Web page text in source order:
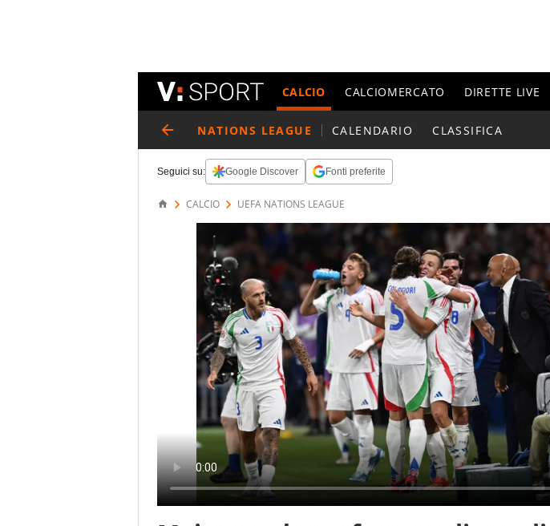
CALCIO CALCIOMERCATO DIRETTE LIVE
NATIONS LEAGUE CALENDARIO CLASSIFICA
Seguici su: Google Discover Fonti preferite
CALCIO UEFA NATIONS LEAGUE